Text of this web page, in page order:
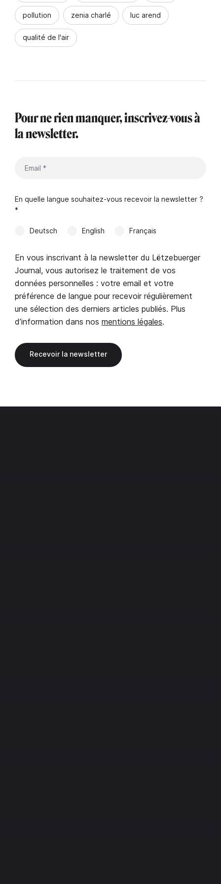
pollution zenia charlé luc arend
qualité de l'air
Pour ne rien manquer, inscrivez-vous à
la newsletter.
En quelle langue souhaitez-vous recevoir la newsletter ?
*
Deutsch English Français
En vous inscrivant à la newsletter du Lëtzebuerger
Journal, vous autorisez le traitement de vos
données personnelles : votre email et votre
préférence de langue pour recevoir régulièrement
une sélection des derniers articles publiés. Plus
d’information dans nos mentions légales.